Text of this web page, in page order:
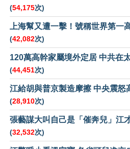
(54,175次)
上海幫又遭一擊！號稱世界第一
(42,082次)
120萬高幹家屬境外定居 中共在
(44,451次)
江給胡與普京製造摩擦 中央震怒
(28,910次)
張藝謀大叫自己是「催奔兒」江
(32,532次)